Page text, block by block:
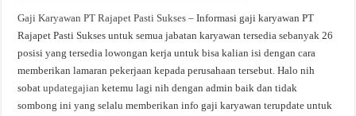
Gaji Karyawan PT Rajapet Pasti Sukses – Informasi gaji karyawan PT
Rajapet Pasti Sukses untuk semua jabatan karyawan tersedia sebanyak 26
posisi yang tersedia lowongan kerja untuk bisa kalian isi dengan cara
memberikan lamaran pekerjaan kepada perusahaan tersebut. Halo nih
sobatupdategajian ketemu lagi nih dengan admin baik dan tidak
sombong ini yang selalu memberikan info gaji karyawan terupdate untuk